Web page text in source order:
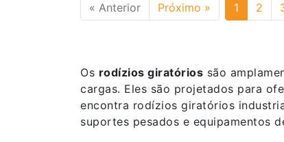
« Anterior Próximo » 1 2
Os rodízios giratórios são
cargas. Eles são projetados para
encontra rodízios giratórios
suportes pesados e equipamentos